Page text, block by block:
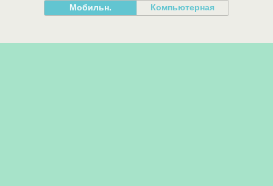
Мобильн. Компьютерная